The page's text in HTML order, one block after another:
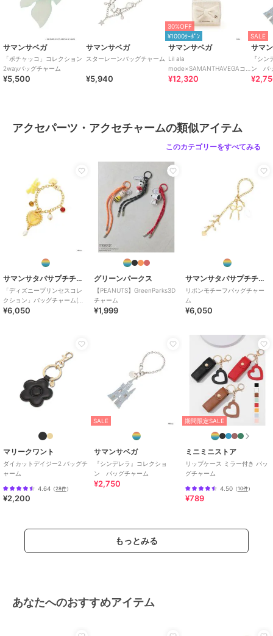
サマンサベガ
「ポチャッコ」コレクション
2wayバッグチャーム
¥5,500
サマンサベガ
スターレーンバッグチャーム
¥5,940
30%OFF
¥1000ｸｰﾎﾟﾝ
サマンサベガ
Lil ala
mode×SAMANTHAVEGAコ
レクション 二つ折財布
¥12,320
SALE
サマ
『シ
ン バ
アクセパーツ・アクセチャームの類似アイテム
このカテゴリーをすべてみる
サマンサタバサプチチョイス
「ディズニープリンセスコレ
クション」バッグチャーム(ベ
ル)
¥6,050
グリーンパークス
【PEANUTS】GreenParks3D
チャーム
¥1,999
サマンサタバサプチチョイス
リボンモチーフバッグチャー
ム
¥6,050
マリークワント
ダイカットデイジー2 バッグチ
ャーム
4.64 （28件）
¥2,200
SALE
サマンサベガ
『シンデレラ』コレクショ
ン バッグチャーム
¥2,750
期間限定SALE
ミニミニストア
リップケース ミラー付き バッ
グチャーム
4.50（10件）
¥789
もっとみる
あなたへのおすすめアイテム